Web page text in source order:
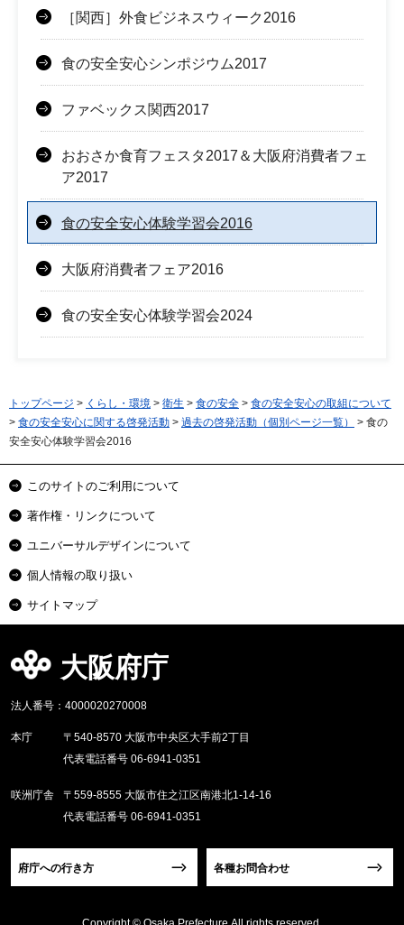
［関西］外食ビジネスウィーク2016
食の安全安心シンポジウム2017
ファベックス関西2017
おおさか食育フェスタ2017＆大阪府消費者フェ
ア2017
食の安全安心体験学習会2016
大阪府消費者フェア2016
食の安全安心体験学習会2024
トップページ > くらし・環境 > 衛生 > 食の安全 > 食の安全安心の取組について
> 食の安全安心に関する啓発活動 > 過去の啓発活動（個別ページ一覧）
> 食の
安全安心体験学習会2016
このサイトのご利用について
著作権・リンクについて
ユニバーサルデザインについて
個人情報の取り扱い
サイトマップ
大阪府庁
法人番号：4000020270008
本庁
〒540-8570 大阪市中央区大手前2丁目
代表電話番号 06-6941-0351
咲洲庁舎
〒559-8555 大阪市住之江区南港北1-14-16
代表電話番号 06-6941-0351
府庁への行き方 各種お問合わせ